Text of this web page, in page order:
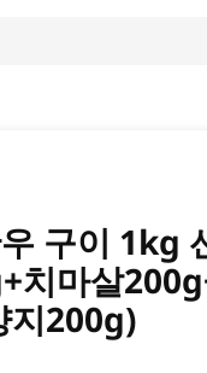
구이 1kg
치마살
지200g)